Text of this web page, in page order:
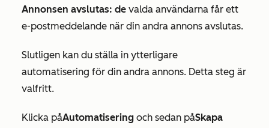
Annonsen avslutas: de valda användarna får ett
e-postmeddelande när din andra annons avslutas.
Slutligen kan du ställa in ytterligare
automatisering för din andra annons. Detta steg är
valfritt.
Klicka påAutomatisering och sedan påSkapa